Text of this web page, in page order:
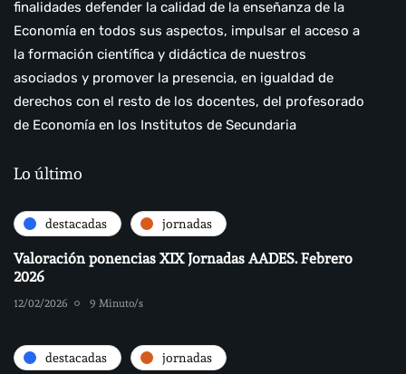
finalidades defender la calidad de la enseñanza de la
Economía en todos sus aspectos, impulsar el acceso a
la formación científica y didáctica de nuestros
asociados y promover la presencia, en igualdad de
derechos con el resto de los docentes, del profesorado
de Economía en los Institutos de Secundaria
Lo último
destacadas jornadas
Valoración ponencias XIX Jornadas AADES. Febrero
2026
12/02/2026 9 Minuto/s
destacadas jornadas